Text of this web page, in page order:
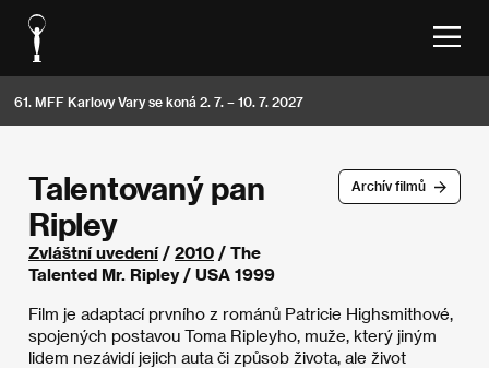
61. MFF Karlovy Vary se koná 2. 7. – 10. 7. 2027
Archív filmů
Talentovaný pan
Ripley
Zvláštní uvedení/ 2010 / The
Talented Mr. Ripley / USA 1999
Film je adaptací prvního z románů Patricie Highsmithové,
spojených postavou Toma Ripleyho, muže, který jiným
lidem nezávidí jejich auta či způsob života, ale život